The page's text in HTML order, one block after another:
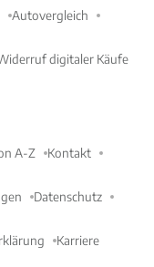
Autovergleich
digitaler Käufe
A-Z Kontakt
Datenschutz
Karriere